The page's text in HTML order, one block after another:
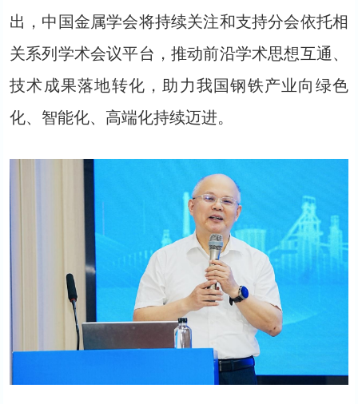
出，中国金属学会将持续关注和支持分会依托相
关系列学术会议平台，推动前沿学术思想互通、
技术成果落地转化，助力我国钢铁产业向绿色
化、智能化、高端化持续迈进。